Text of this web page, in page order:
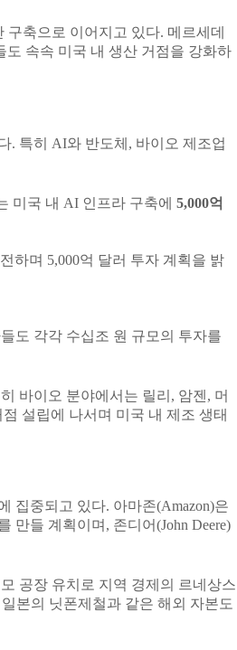
축으로 이어지고 있다. 메르세데
속속 미국 내 생산 거점을 강화하
. 특히 AI와 반도체, 바이오 제조업
미국 내 AI 인프라 구축에 5,000억
하며 5,000억 달러 투자 계획을 밝
도 각각 수십조 원 규모의 투자를
바이오 분야에서는 릴리, 암젠, 머
설립에 나서며 미국 내 제조 생태
집중되고 있다. 아마존(Amazon)은
만들 계획이며, 존디어(John Deere)
공장 유치로 지역 경제의 르네상스
본의 닛폰제철과 같은 해외 자본도